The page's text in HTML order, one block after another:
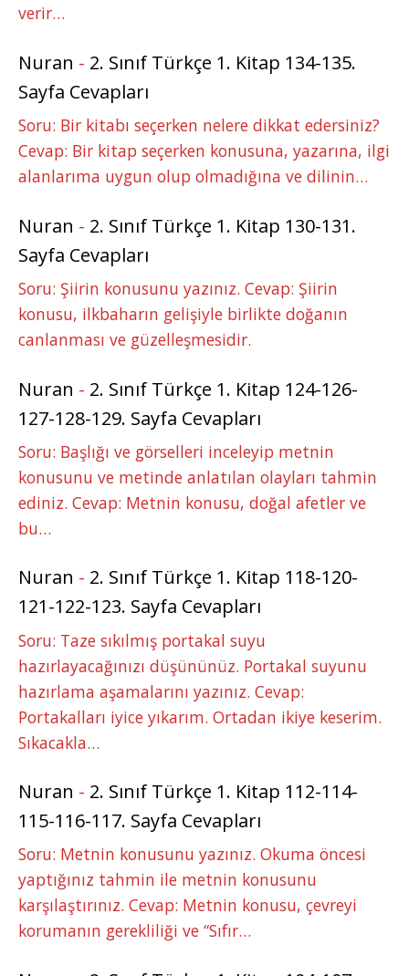
verir…
Nuran - 2. Sınıf Türkçe 1. Kitap 134-135.
Sayfa Cevapları
Soru: Bir kitabı seçerken nelere dikkat edersiniz?
Cevap: Bir kitap seçerken konusuna, yazarına, ilgi
alanlarıma uygun olup olmadığına ve dilinin…
Nuran - 2. Sınıf Türkçe 1. Kitap 130-131.
Sayfa Cevapları
Soru: Şiirin konusunu yazınız. Cevap: Şiirin
konusu, ilkbaharın gelişiyle birlikte doğanın
canlanması ve güzelleşmesidir.
Nuran - 2. Sınıf Türkçe 1. Kitap 124-126-
127-128-129. Sayfa Cevapları
Soru: Başlığı ve görselleri inceleyip metnin
konusunu ve metinde anlatılan olayları tahmin
ediniz. Cevap: Metnin konusu, doğal afetler ve
bu…
Nuran - 2. Sınıf Türkçe 1. Kitap 118-120-
121-122-123. Sayfa Cevapları
Soru: Taze sıkılmış portakal suyu
hazırlayacağınızı düşününüz. Portakal suyunu
hazırlama aşamalarını yazınız. Cevap:
Portakalları iyice yıkarım. Ortadan ikiye keserim.
Sıkacakla…
Nuran - 2. Sınıf Türkçe 1. Kitap 112-114-
115-116-117. Sayfa Cevapları
Soru: Metnin konusunu yazınız. Okuma öncesi
yaptığınız tahmin ile metnin konusunu
karşılaştırınız. Cevap: Metnin konusu, çevreyi
korumanın gerekliliği ve “Sıfır…